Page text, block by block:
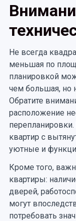
Не всегда
меньшая по
планировкой
чем большая, но
Обратите
расположение
квартир с
уютные и
Кроме того,
квартиры:
дверей,
могут
потребовать